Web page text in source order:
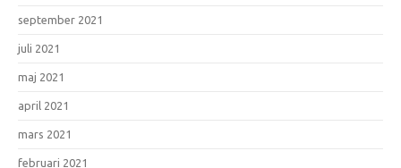
september 2021
juli 2021
maj 2021
april 2021
mars 2021
februari 2021